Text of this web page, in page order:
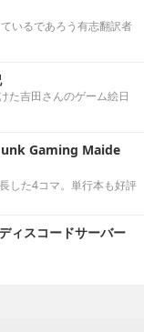
いるであろう有志翻訳者
た吉田さんのゲーム絵日
Junk Gaming Maide
した4コマ。単行本も好評
ィスコードサーバー